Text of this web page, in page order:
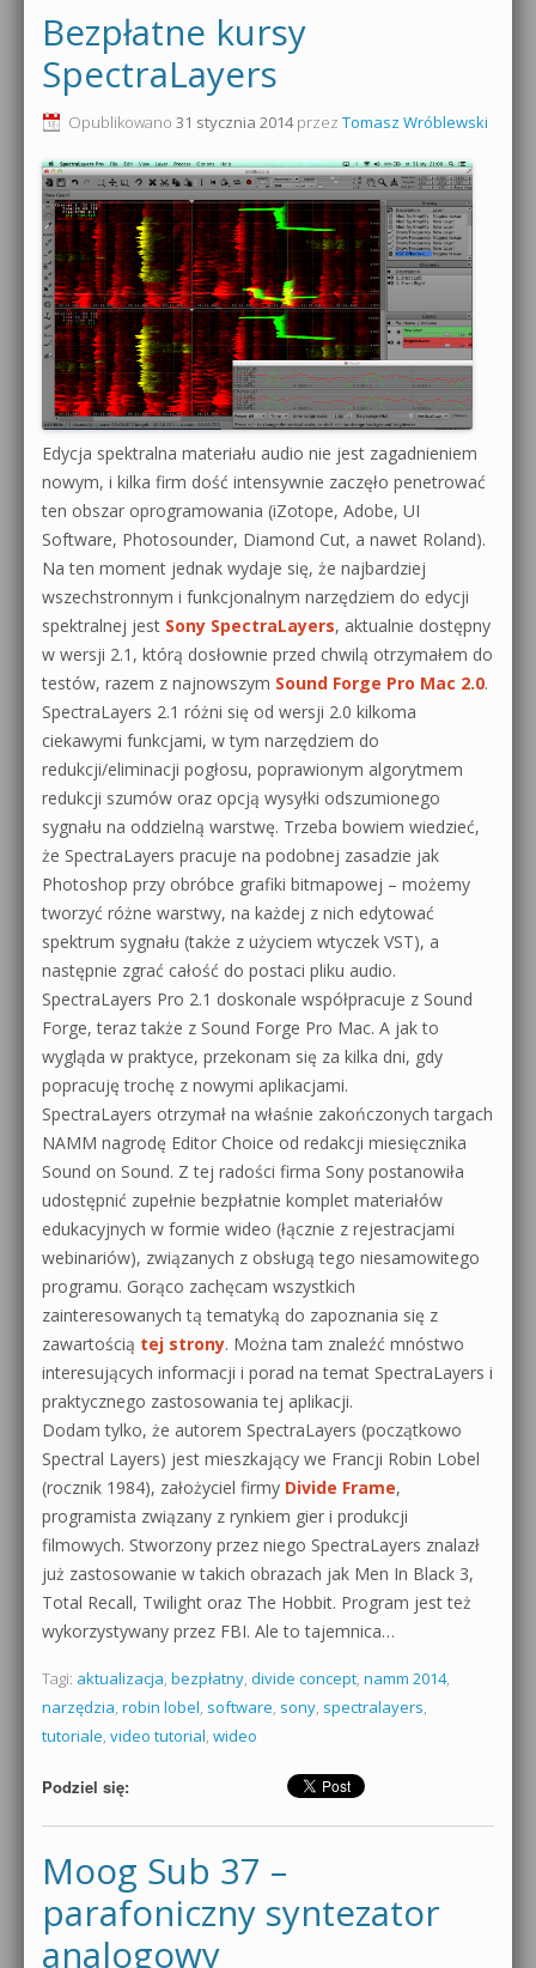
Bezpłatne kursy
SpectraLayers
Opublikowano 31 stycznia 2014przez Tomasz Wróblewski
Edycja spektralna materiału audio nie jest zagadnieniem
nowym, i kilka firm dość intensywnie zaczęło penetrować
ten obszar oprogramowania (iZotope, Adobe, UI
Software, Photosounder, Diamond Cut, a nawet Roland).
Na ten moment jednak wydaje się, że najbardziej
wszechstronnym i funkcjonalnym narzędziem do edycji
spektralnej jest Sony SpectraLayers, aktualnie dostępny
w wersji 2.1, którą dosłownie przed chwilą otrzymałem do
testów, razem z najnowszym Sound Forge Pro Mac 2.0.
SpectraLayers 2.1 różni się od wersji 2.0 kilkoma
ciekawymi funkcjami, w tym narzędziem do
redukcji/eliminacji pogłosu, poprawionym algorytmem
redukcji szumów oraz opcją wysyłki odszumionego
sygnału na oddzielną warstwę. Trzeba bowiem wiedzieć,
że SpectraLayers pracuje na podobnej zasadzie jak
Photoshop przy obróbce grafiki bitmapowej – możemy
tworzyć różne warstwy, na każdej z nich edytować
spektrum sygnału (także z użyciem wtyczek VST), a
następnie zgrać całość do postaci pliku audio.
SpectraLayers Pro 2.1 doskonale współpracuje z Sound
Forge, teraz także z Sound Forge Pro Mac. A jak to
wygląda w praktyce, przekonam się za kilka dni, gdy
popracuję trochę z nowymi aplikacjami.
SpectraLayers otrzymał na właśnie zakończonych targach
NAMM nagrodę Editor Choice od redakcji miesięcznika
Sound on Sound. Z tej radości firma Sony postanowiła
udostępnić zupełnie bezpłatnie komplet materiałów
edukacyjnych w formie wideo (łącznie z rejestracjami
webinariów), związanych z obsługą tego niesamowitego
programu. Gorąco zachęcam wszystkich
zainteresowanych tą tematyką do zapoznania się z
zawartością tej strony. Można tam znaleźć mnóstwo
interesujących informacji i porad na temat SpectraLayers i
praktycznego zastosowania tej aplikacji.
Dodam tylko, że autorem SpectraLayers (początkowo
Spectral Layers) jest mieszkający we Francji Robin Lobel
(rocznik 1984), założyciel firmy Divide Frame,
programista związany z rynkiem gier i produkcji
filmowych. Stworzony przez niego SpectraLayers znalazł
już zastosowanie w takich obrazach jak Men In Black 3,
Total Recall, Twilight oraz The Hobbit. Program jest też
wykorzystywany przez FBI. Ale to tajemnica…
Tagi: aktualizacja, bezpłatny, divide concept, namm 2014,
narzędzia, robin lobel, software, sony, spectralayers,
tutoriale, video tutorial, wideo
Podziel się:
Moog Sub 37 –
parafoniczny syntezator
analogowy